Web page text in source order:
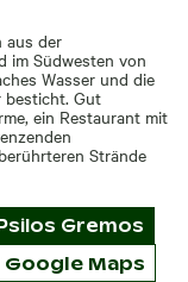
aus der
im Südwesten von
Wasser und die
besticht. Gut
ein Restaurant mit
Strände
Gremos
Maps